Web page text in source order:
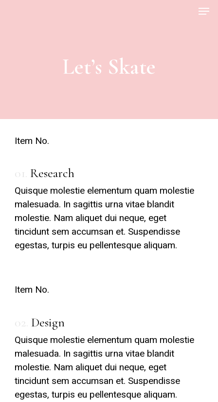
Let’s Skate
Item No.
01. Research
Quisque molestie elementum quam molestie
malesuada. In sagittis urna vitae blandit
molestie. Nam aliquet dui neque, eget
tincidunt sem accumsan et. Suspendisse
egestas, turpis eu pellentesque aliquam.
Item No.
02. Design
Quisque molestie elementum quam molestie
malesuada. In sagittis urna vitae blandit
molestie. Nam aliquet dui neque, eget
tincidunt sem accumsan et. Suspendisse
egestas, turpis eu pellentesque aliquam.